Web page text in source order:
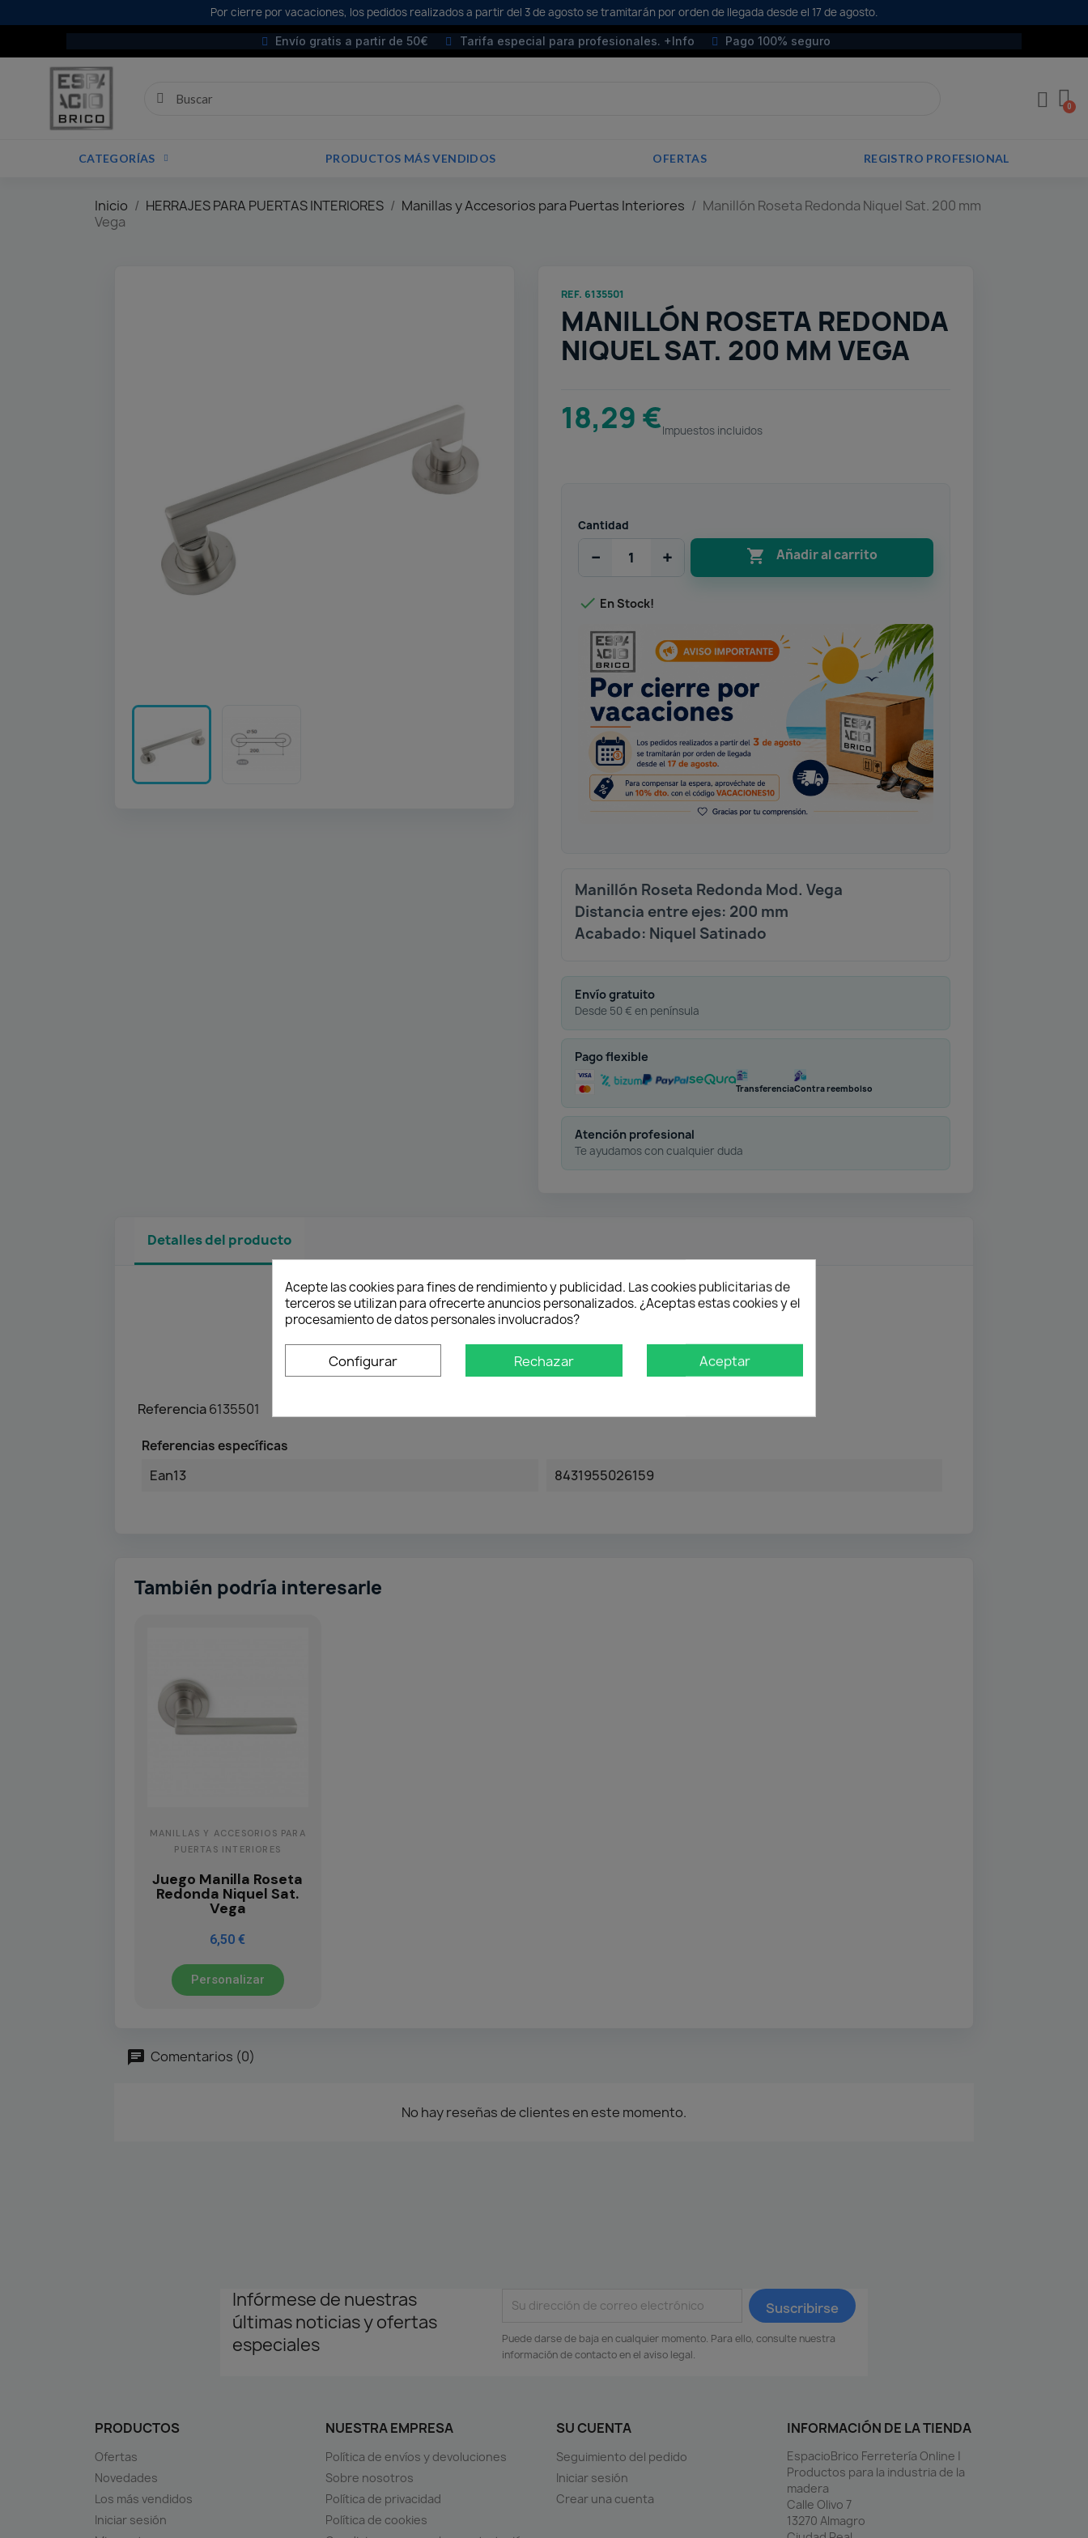
Por cierre por vacaciones, los pedidos realizados a partir del 3 de agosto se tramitarán por orden de llegada desde el 17 de agosto.
Envío gratis a partir de 50€ Tarifa especial para profesionales. +Info Pago 100% seguro
CATEGORÍAS PRODUCTOS MÁS VENDIDOS OFERTAS REGISTRO PROFESIONAL
Inicio HERRAJES PARA PUERTAS INTERIORES Manillas y Accesorios para Puertas Interiores
Manillón Roseta Redonda Niquel Sat. 200 mm
Vega
REF. 6135501
MANILLÓN ROSETA REDONDA
NIQUEL SAT. 200 MM VEGA
18,29 €Impuestos incluidos
Cantidad
− +  Añadir al carrito
 En Stock!
Manillón Roseta Redonda Mod. Vega
Distancia entre ejes: 200 mm
Acabado: Niquel Satinado
Envío gratuito
Desde 50 € en península
Pago flexible
TransferenciaContra reembolso
Atención profesional
Te ayudamos con cualquier duda
Detalles del producto
Referencia6135501
Referencias específicas
Ean13 8431955026159
También podría interesarle
MANILLAS Y ACCESORIOS PARA
PUERTAS INTERIORES
Juego Manilla Roseta
Redonda Niquel Sat.
Vega
6,50 €
Personalizar
Comentarios (0)
No hay reseñas de clientes en este momento.
Infórmese de nuestras
últimas noticias y ofertas
especiales
Puede darse de baja en cualquier momento. Para ello, consulte nuestra
información de contacto en el aviso legal.
PRODUCTOS
Ofertas
Novedades
Los más vendidos
Iniciar sesión
NUESTRA EMPRESA
Política de envíos y devoluciones
Sobre nosotros
Política de privacidad
Política de cookies
SU CUENTA
Seguimiento del pedido
Iniciar sesión
Crear una cuenta
INFORMACIÓN DE LA TIENDA
EspacioBrico Ferretería Online |
Productos para la industria de la
madera
Calle Olivo 7
13270 Almagro
Acepte las cookies para fines de rendimiento y publicidad. Las cookies publicitarias de
terceros se utilizan para ofrecerte anuncios personalizados. ¿Aceptas estas cookies y el
procesamiento de datos personales involucrados?
Configurar Rechazar Aceptar